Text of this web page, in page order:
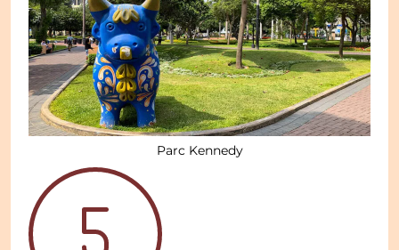
Parc Kennedy